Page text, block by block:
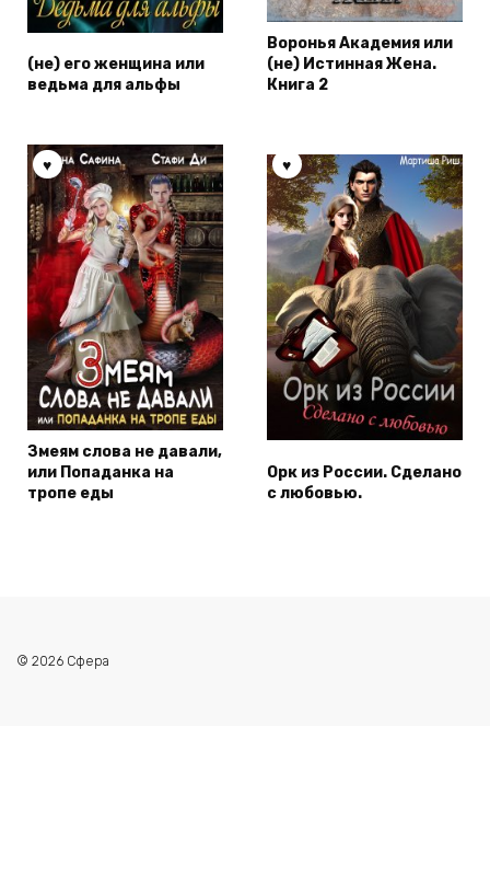
(не) его женщина или
ведьма для альфы
Воронья Академия или
(не) Истинная Жена.
Книга 2
Змеям слова не давали,
или Попаданка на
тропе еды
Орк из России. Сделано
с любовью.
© 2026 Сфера